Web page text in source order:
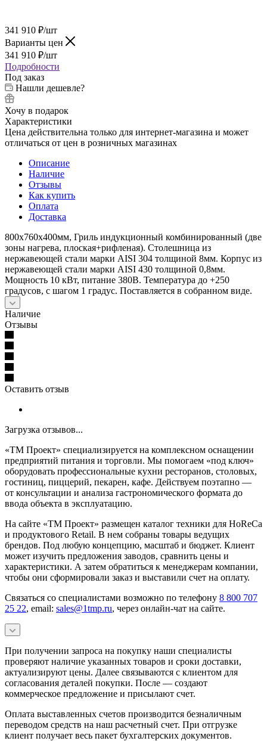
341 910 ₽/шт
Варианты цен
341 910 ₽/шт
Подробности
Под заказ
Нашли дешевле?
Хочу в подарок
Характеристики
Цена действительна только для интернет-магазина и может
отличаться от цен в розничных магазинах
Описание
Наличие
Отзывы
Как купить
Оплата
Доставка
800х760х400мм, Гриль индукционный комбинированный (две
зоны нагрева, плоская+рифленая). Столешница из
нержавеющей стали марки AISI 304 толщиной 8мм. Корпус из
нержавеющей стали марки AISI 430 толщиной 0,8мм.
Мощность 10 кВт, питание 380В. Температура до +250
градусов, с шагом 1 градус. Поставляется в собранном виде.
Наличие
Отзывы
Оставить отзыв
Загрузка отзывов...
«ТМ Проект» специализируется на комплексном оснащении
предприятий питания и торговли. Мы помогаем «под ключ»
оборудовать профессиональные кухни ресторанов, столовых,
гостиниц, пиццерий, пекарен, кафе. Действуем поэтапно —
от консультации и анализа гастрономического формата до
ввода объекта в эксплуатацию.
На сайте «ТМ Проект» размещен каталог техники для HoReCa
и продуктового Retail. В нем собраны товары ведущих
брендов. Под любую концепцию, масштаб и бюджет. Клиент
может изучить предложения заводов, сравнить цены и
характеристики. А затем обратиться к менеджерам компании,
чтобы они сформировали заказ и выставили счет на оплату.
Связаться со специалистами возможно по телефону 8 800 707
25 22, email: sales@1tmp.ru, через онлайн-чат на сайте.
При получении запроса на покупку наши специалисты
проверяют наличие указанных товаров и сроки доставки,
актуализируют цены. Далее связываются с клиентом для
согласования деталей покупки. После — создают
коммерческое предложение и присылают счет.
Оплата выставленных счетов производится безналичным
переводом средств на наш расчетный счет. При отгрузке
клиент получает весь пакет бухгалтерских документов.